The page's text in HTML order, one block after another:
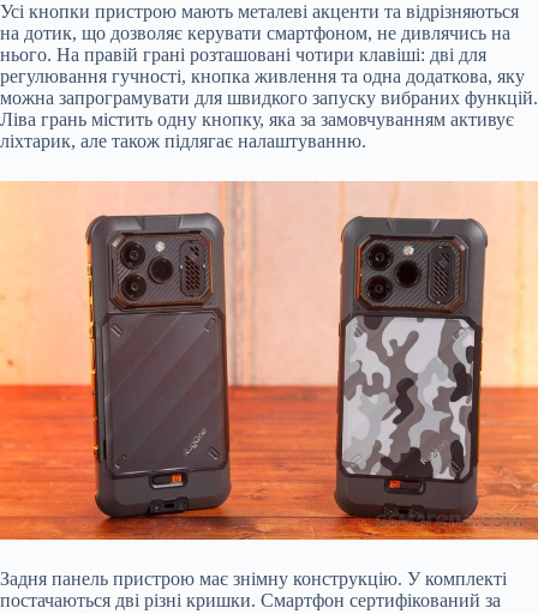
Усі кнопки пристрою мають металеві акценти та відрізняються
на дотик, що дозволяє керувати смартфоном, не дивлячись на
нього. На правій грані розташовані чотири клавіші: дві для
регулювання гучності, кнопка живлення та одна додаткова, яку
можна запрограмувати для швидкого запуску вибраних функцій.
Ліва грань містить одну кнопку, яка за замовчуванням активує
ліхтарик, але також підлягає налаштуванню.
Задня панель пристрою має знімну конструкцію. У комплекті
постачаються дві різні кришки. Смартфон сертифікований за